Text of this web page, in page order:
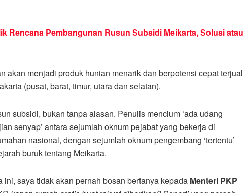
Rencana Pembangunan Rusun Subsidi Meikarta, Solusi atau
akan menjadi produk hunian menarik dan berpotensi cepat terjual
(pusat, barat, timur, utara dan selatan).
subsidi, bukan tanpa alasan. Penulis mencium ‘ada udang
senyap’ antara sejumlah oknum pejabat yang bekerja di
nasional, dengan sejumlah oknum pengembang ‘tertentu’
buruk tentang Meikarta.
saya tidak akan pernah bosan bertanya kepada Menteri PKP